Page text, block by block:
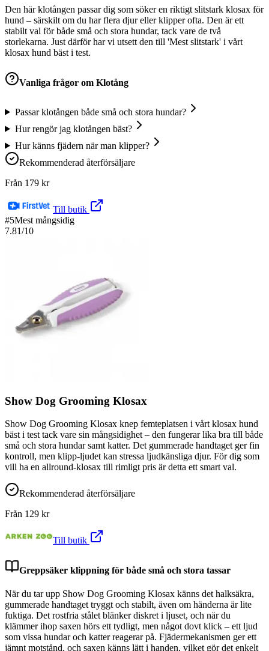
Den här klotången passar dig som söker en riktigt slitstark klosax för
hund – särskilt om du har flera djur eller klipper ofta. Den är ett
stabilt val för både små och stora hundar, tack vare de två
storlekarna. Just därför har vi utsett den till 'Mest slitstark' i vårt
klosax hund bäst i test.
Vanliga frågor om Klotång
Passar klotången både små och stora hundar?
Hur rengör jag klotången bäst?
Hur känns fjädern när man klipper?
Rekommenderad återförsäljare
Från 179 kr
Till butik
#5Mest mångsidig
7.81/10
Show Dog Grooming Klosax
Show Dog Grooming Klosax knep femteplatsen i vårt klosax hund
bäst i test tack vare sin mångsidighet – den fungerar lika bra till både
små och stora hundar samt katter. Det gummerade handtaget ger fin
kontroll, men klipp-ljudet kan stressa ljudkänsliga djur. För dig som
vill ha en allround-klosax till rimligt pris är detta ett smart val.
Rekommenderad återförsäljare
Från 129 kr
Till butik
Greppsäker klippning för både små och stora tassar
När du tar upp Show Dog Grooming Klosax känns det halksäkra,
gummerade handtaget tryggt och stabilt, även om händerna är lite
fuktiga. Det rostfria stålet blänker diskret i ljuset, och när du
klämmer ihop saxen hörs ett tydligt, men något dovt klick – ett ljud
som vissa hundar och katter reagerar på. Fjädermekanismen ger ett
jämnt motstånd, och saxen känns lätt i handen, vilket gör det enkelt